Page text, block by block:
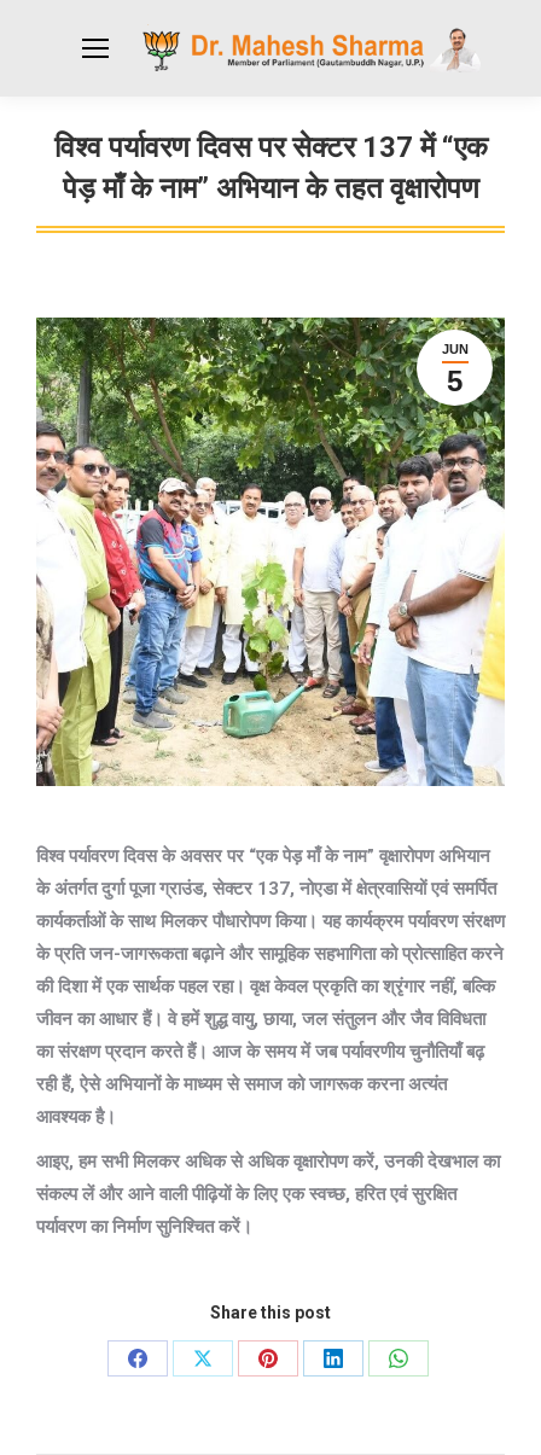
विश्व पर्यावरण दिवस पर सेक्टर 137 में “एक
पेड़ माँ के नाम” अभियान के तहत वृक्षारोपण
You are here:
JUN
5
विश्व पर्यावरण दिवस के अवसर पर “एक पेड़ माँ के नाम” वृक्षारोपण अभियान
के अंतर्गत दुर्गा पूजा ग्राउंड, सेक्टर 137, नोएडा में क्षेत्रवासियों एवं समर्पित
कार्यकर्ताओं के साथ मिलकर पौधारोपण किया। यह कार्यक्रम पर्यावरण संरक्षण
के प्रति जन-जागरूकता बढ़ाने और सामूहिक सहभागिता को प्रोत्साहित करने
की दिशा में एक सार्थक पहल रहा। वृक्ष केवल प्रकृति का श्रृंगार नहीं, बल्कि
जीवन का आधार हैं। वे हमें शुद्ध वायु, छाया, जल संतुलन और जैव विविधता
का संरक्षण प्रदान करते हैं। आज के समय में जब पर्यावरणीय चुनौतियाँ बढ़
रही हैं, ऐसे अभियानों के माध्यम से समाज को जागरूक करना अत्यंत
आवश्यक है।
आइए, हम सभी मिलकर अधिक से अधिक वृक्षारोपण करें, उनकी देखभाल का
संकल्प लें और आने वाली पीढ़ियों के लिए एक स्वच्छ, हरित एवं सुरक्षित
पर्यावरण का निर्माण सुनिश्चित करें।
Share this post
Share
Share
Share
Share
Share